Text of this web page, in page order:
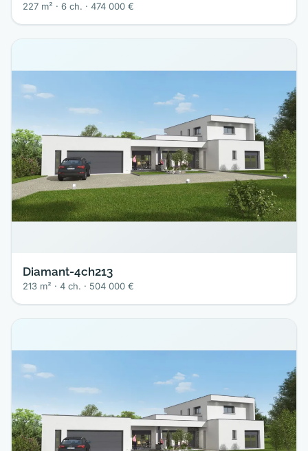
227 m² · 6 ch. · 474 000 €
Diamant-4ch213
213 m² · 4 ch. · 504 000 €